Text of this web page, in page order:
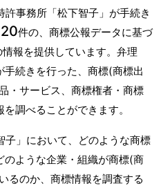
事務所「松下智子」が手続き
件の、商標公報データに基づ
報を提供しています。弁理
続きを行った、商標(商標出
・サービス、商標権者・商標
調べることができます。
子」において、どのような商標
のような企業・組織が商標(商
るのか、商標情報を調査する